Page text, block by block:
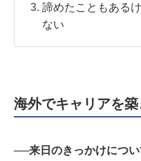
諦めたこともある
ない
海外でキャリアを
──来日のきっかけについ